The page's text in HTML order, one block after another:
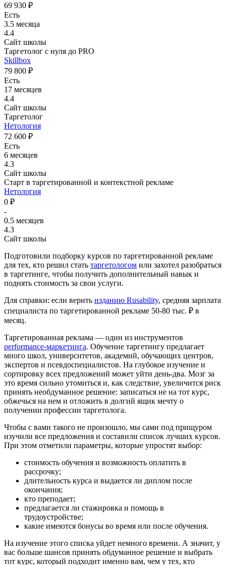
69 930 ₽
Есть
3.5 месяца
4.4
Сайт школы
Таргетолог с нуля до PRO
Skillbox
79 800 ₽
Есть
17 месяцев
4.4
Сайт школы
Таргетолог
Нетология
72 600 ₽
Есть
6 месяцев
4.3
Сайт школы
Старт в таргетированной и контекстной рекламе
Нетология
0 ₽
-
0.5 месяцев
4.3
Сайт школы
Подготовили подборку курсов по таргетированной рекламе
для тех, кто решил стать таргетологом или захотел разобраться
в таргетинге, чтобы получить дополнительный навык и
поднять стоимость за свои услуги.
Для справки: если верить изданию Rusability, средняя зарплата
специалиста по таргетированной рекламе 50-80 тыс. ₽ в
месяц.
Таргетированная реклама — один из инструментов
performance-маркетинга. Обучение таргетингу предлагает
много школ, университетов, академий, обучающих центров,
экспертов и псевдоспециалистов. На глубокое изучение и
сортировку всех предложений может уйти день-два. Мозг за
это время сильно утомиться и, как следствие, увеличится риск
принять необдуманное решение: записаться не на тот курс,
обжечься на нем и отложить в долгий ящик мечту о
получении профессии таргетолога.
Чтобы с вами такого не произошло, мы сами под прищуром
изучили все предложения и составили список лучших курсов.
При этом отметили параметры, которые упростят выбор:
стоимость обучения и возможность оплатить в
рассрочку;
длительность курса и выдается ли диплом после
окончания;
кто преподает;
предлагается ли стажировка и помощь в
трудоустройстве;
какие имеются бонусы во время или после обучения.
На изучение этого списка уйдет немного времени. А значит, у
вас больше шансов принять обдуманное решение и выбрать
тот курс, который подходит именно вам, чем у тех, кто